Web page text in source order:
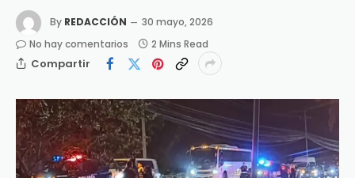
By REDACCIÓN
30 mayo, 2026
No hay comentarios
2 Mins Read
Compartir